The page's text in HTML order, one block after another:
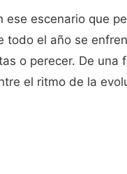
escenario que
todo el año se
o perecer. De una
el ritmo de la